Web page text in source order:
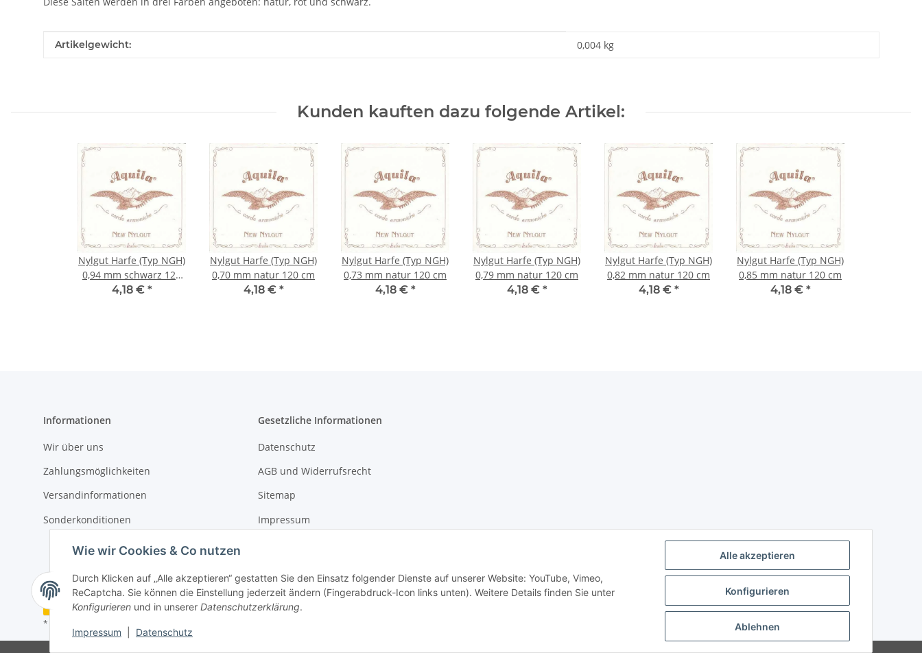
Alle akzeptieren
Konfigurieren
Ablehnen
Wie wir Cookies & Co nutzen
Durch Klicken auf „Alle akzeptieren“ gestatten Sie den Einsatz folgender Dienste auf unserer Website: YouTube, Vimeo,
ReCaptcha. Sie können die Einstellung jederzeit ändern (Fingerabdruck-Icon links unten). Weitere Details finden Sie unter
Konfigurieren und in unserer Datenschutzerklärung.
Impressum Datenschutz
Produkteigenschaft
Wert
Artikelgewicht: 0,004 kg
Kunden kauften dazu folgende Artikel:
Nylgut Harfe (Typ NGH)
0,94 mm schwarz 120
cm
4,18 € *
Nylgut Harfe (Typ NGH)
0,70 mm natur 120 cm
4,18 € *
Nylgut Harfe (Typ NGH)
0,73 mm natur 120 cm
4,18 € *
Nylgut Harfe (Typ NGH)
0,79 mm natur 120 cm
4,18 € *
Nylgut Harfe (Typ NGH)
0,82 mm natur 120 cm
4,18 € *
Nylgut Harfe (Typ NGH)
0,85 mm natur 120 cm
4,18 € *
Informationen
Wir über uns
Zahlungsmöglichkeiten
Versandinformationen
Sonderkonditionen
Gesetzliche Informationen
Datenschutz
AGB und Widerrufsrecht
Sitemap
Impressum
Vertrag widerrufen
* Alle Preise inkl. gesetzlicher USt. (Endpreise variieren in Abhängigkeit vom Lieferland), zzgl.